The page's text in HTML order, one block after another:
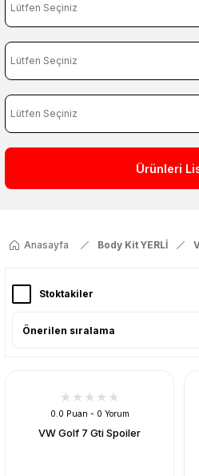
Ürünleri
Anasayfa Body Kit YERLİ
Stoktakiler
0.0 Puan - 0 Yorum
VW Golf 7 Gti Spoiler